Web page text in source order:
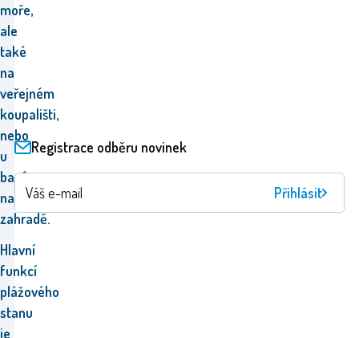
moře,
ale
také
na
veřejném
koupališti,
nebo
u
bazénu
na
zahradě.
Hlavní
funkcí
plážového
stanu
je
Registrace odběru novinek
Přihlásit